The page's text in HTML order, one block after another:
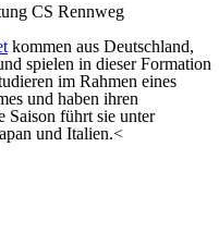
CS Rennweg
kommen aus Deutschland,
spielen in dieser Formation
im Rahmen eines
und haben ihren
Saison führt sie unter
und Italien.<